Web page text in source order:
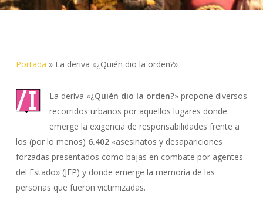
Portada » La deriva «¿Quién dio la orden?»
La deriva «¿Quién dio la orden?» propone diversos
recorridos urbanos por aquellos lugares donde
emerge la exigencia de responsabilidades frente a
los (por lo menos) 6.402«asesinatos y desapariciones
forzadas presentados como bajas en combate por agentes
del Estado» (JEP) y donde emerge la memoria de las
personas que fueron victimizadas.